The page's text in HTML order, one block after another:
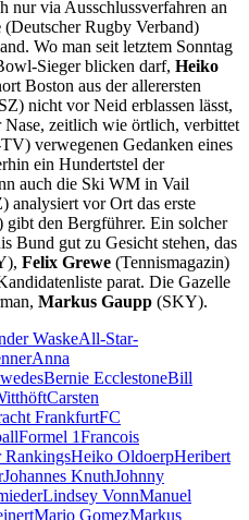
nur via Ausschlussverfahren an
(Deutscher Rugby Verband)
Wo man seit letztem Sonntag
Sieger blicken darf, Heiko
Boston aus der allerersten
nicht vor Neid erblassen lässt,
Nase, zeitlich wie örtlich, verbittet
verwegenen Gedanken eines
ein Hundertstel der
auch die Ski WM in Vail
analysiert vor Ort das erste
gibt den Bergführer. Ein solcher
Bund gut zu Gesicht stehen, das
Felix Grewe (Tennismagazin)
parat. Die Gazelle
Markus Gaupp (SKY).
WaskeAll-Star-
Anna
Bernie EcclestoneBill
Carsten
FrankfurtFC
Formel 1Francois
RankingsHeiko OldoerpHeribert
Johannes KnuthJohnny
Lindsey VonnManuel
Mario GomezMarkus